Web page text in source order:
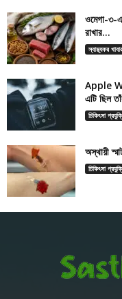
ওমেগা-৩-
রাখার...
স্বাস্থ্যকর খাবার
Apple
এটি ছিল
চিকিৎসা
অস্থায়ী
চিকিৎসা